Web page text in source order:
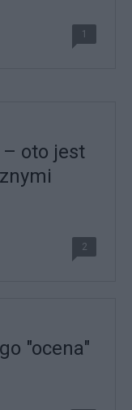
1
oto jest
2
"ocena"